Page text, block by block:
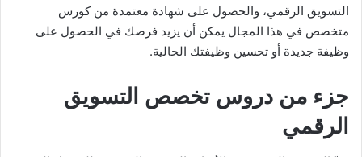
التسويق الرقمي، والحصول على شهادة معتمدة من كورس
متخصص في هذا المجال يمكن أن يزيد فرصك في الحصول على
وظيفة جديدة أو تحسين وظيفتك الحالية.
جزء من دروس تخصص التسويق
الرقمي